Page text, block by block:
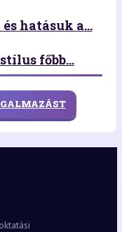
hatásuk a...
főbb...